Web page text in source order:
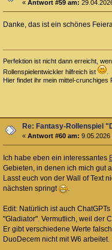
«Antwort #59 am:
Danke, das ist ein schönes
Perfektion ist nicht dann erreicht,
Rollenspielentwickler hilfreich ist
.
Hier findet ihr mein mittel-
Re: Fantasy-Rollenspiel
«Antwort #60 am: 9.05.2026
Ich habe eben ein interessantes
Gebieten, in denen ich mich gut
Lasst euch von der Wall of Text
nächsten springt
.
Edit: Natürlich ist auch
"Gladiator". Vermutlich, weil der
Er gibt verschiedene Werte
DuoDecem nicht mit W6 arbeitet.